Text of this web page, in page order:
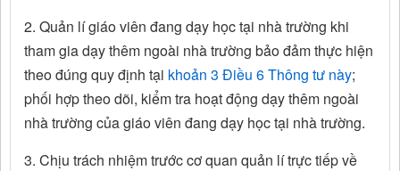
2. Quản lí giáo viên đang dạy học tại nhà trường khi
tham gia dạy thêm ngoài nhà trường bảo đảm thực hiện
theo đúng quy định tại khoản 3 Điều 6 Thông tư này;
phối hợp theo dõi, kiểm tra hoạt động dạy thêm ngoài
nhà trường của giáo viên đang dạy học tại nhà trường.
3. Chịu trách nhiệm trước cơ quan quản lí trực tiếp về